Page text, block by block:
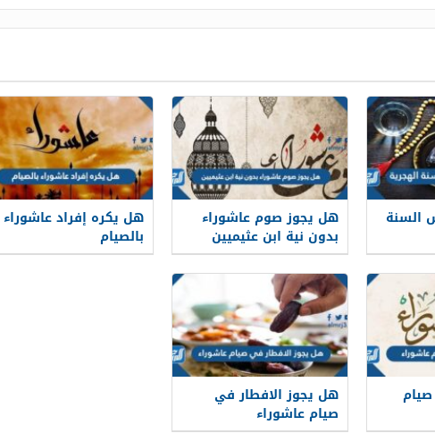
السنة هل يجوز صوم عاشوراء
بدون نية ابن عثيميين
هل يكره إفراد عاشوراء
بالصيام
هل يجوز الافطار في
صيام عاشوراء